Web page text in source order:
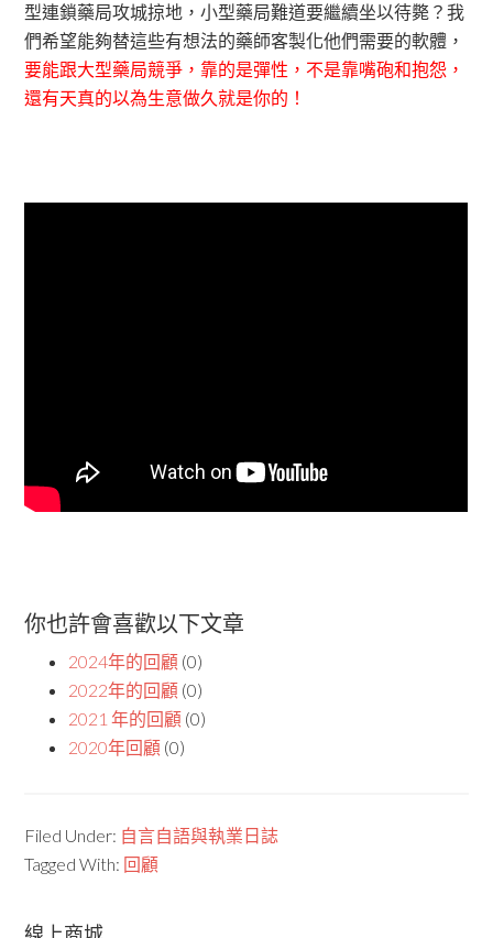
型連鎖藥局攻城掠地，小型藥局難道要繼續坐以待斃？我
們希望能夠替這些有想法的藥師客製化他們需要的軟體，
要能跟大型藥局競爭，靠的是彈性，不是靠嘴砲和抱怨，
還有天真的以為生意做久就是你的！
你也許會喜歡以下文章
2024年的回顧 (0)
2022年的回顧 (0)
2021 年的回顧 (0)
2020年回顧 (0)
Filed Under: 自言自語與執業日誌
Tagged With: 回顧